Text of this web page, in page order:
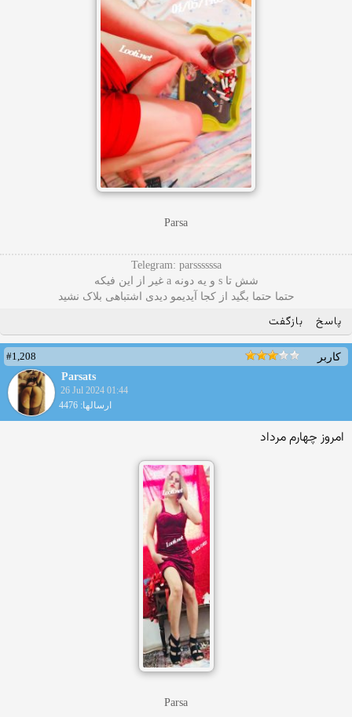
Parsa
Telegram: parssssssa
شش تا s و یه دونه a غیر از این فیکه
حتما حتما بگید از کجا آیدیمو دیدی اشتباهی بلاک نشید
پاسخ بازگفت
کاربر
#1,208
Parsats
26 Jul 2024 01:44
ارسالها: 4476
امروز چهارم مرداد
Parsa